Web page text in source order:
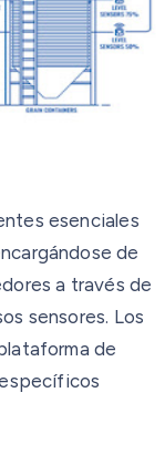
esenciales
de
a través de
sensores. Los
de